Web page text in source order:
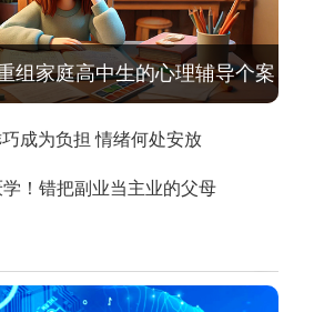
组家庭高中生的心理辅导个案
成为负担 情绪何处安放
！错把副业当主业的父母